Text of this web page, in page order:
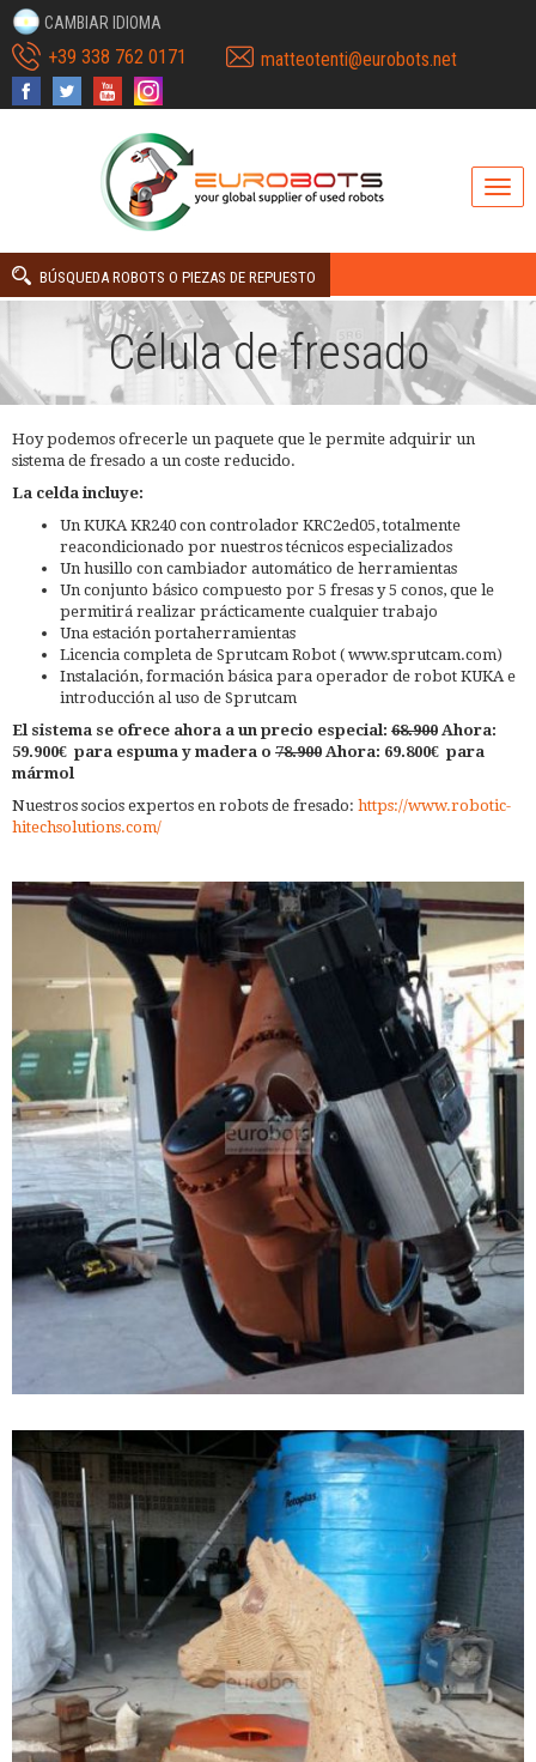
CAMBIAR IDIOMA
+39 338 762 0171 matteotenti@eurobots.net
BÚSQUEDA ROBOTS O PIEZAS DE REPUESTO
Célula de fresado
Hoy podemos ofrecerle un paquete que le permite adquirir un
sistema de fresado a un coste reducido.
La celda incluye:
Un KUKA KR240 con controlador KRC2ed05, totalmente
reacondicionado por nuestros técnicos especializados
Un husillo con cambiador automático de herramientas
Un conjunto básico compuesto por 5 fresas y 5 conos, que le
permitirá realizar prácticamente cualquier trabajo
Una estación portaherramientas
Licencia completa de Sprutcam Robot ( www.sprutcam.com)
Instalación, formación básica para operador de robot KUKA e
introducción al uso de Sprutcam
El sistema se ofrece ahora a un precio especial: 68.900 Ahora:
59.900€ para espuma y madera o 78.900 Ahora: 69.800€ para
mármol
Nuestros socios expertos en robots de fresado: https://www.robotic-
hitechsolutions.com/